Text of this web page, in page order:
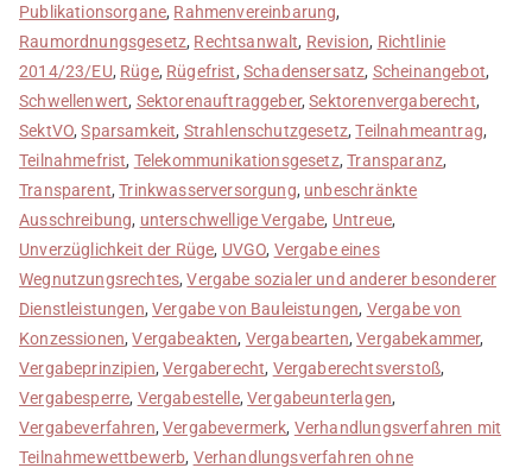
Publikationsorgane, Rahmenvereinbarung,
Raumordnungsgesetz, Rechtsanwalt, Revision, Richtlinie
2014/23/EU, Rüge, Rügefrist, Schadensersatz, Scheinangebot,
Schwellenwert, Sektorenauftraggeber,Sektorenvergaberecht,
SektVO,Sparsamkeit, Strahlenschutzgesetz,Teilnahmeantrag,
Teilnahmefrist, Telekommunikationsgesetz,Transparanz,
Transparent,Trinkwasserversorgung, unbeschränkte
Ausschreibung, unterschwellige Vergabe, Untreue,
Unverzüglichkeit der Rüge, UVGO, Vergabe eines
Wegnutzungsrechtes,Vergabe sozialer und anderer besonderer
Dienstleistungen,Vergabe von Bauleistungen, Vergabe von
Konzessionen,Vergabeakten, Vergabearten,Vergabekammer,
Vergabeprinzipien,Vergaberecht, Vergaberechtsverstoß,
Vergabesperre, Vergabestelle,Vergabeunterlagen,
Vergabeverfahren,Vergabevermerk, Verhandlungsverfahren mit
Teilnahmewettbewerb, Verhandlungsverfahren ohne